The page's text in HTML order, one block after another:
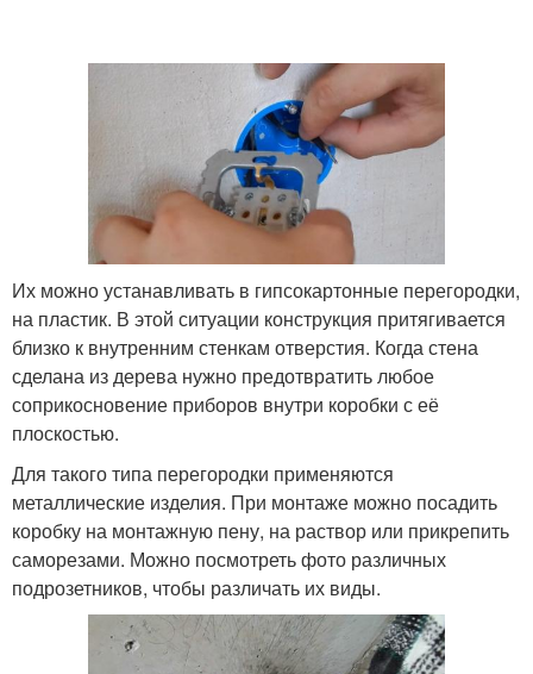
Их можно устанавливать в гипсокартонные перегородки,
на пластик. В этой ситуации конструкция притягивается
близко к внутренним стенкам отверстия. Когда стена
сделана из дерева нужно предотвратить любое
соприкосновение приборов внутри коробки с её
плоскостью.
Для такого типа перегородки применяются
металлические изделия. При монтаже можно посадить
коробку на монтажную пену, на раствор или прикрепить
саморезами. Можно посмотреть фото различных
подрозетников, чтобы различать их виды.